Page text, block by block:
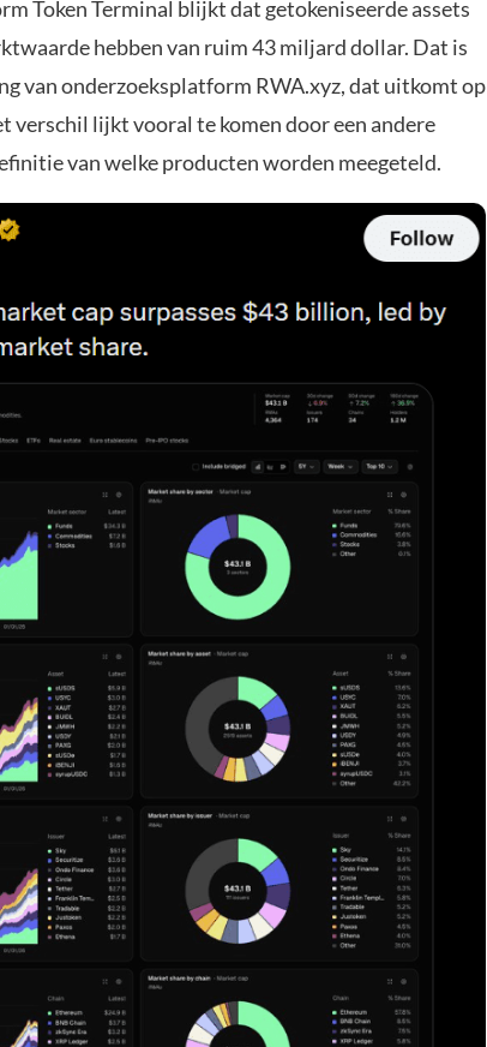
Token Terminal blijkt dat getokeniseerde assets
hebben van ruim 43 miljard dollar. Dat is
van onderzoeksplatform RWA.xyz, dat uitkomt op
verschil lijkt vooral te komen door een andere
van welke producten worden meegeteld.